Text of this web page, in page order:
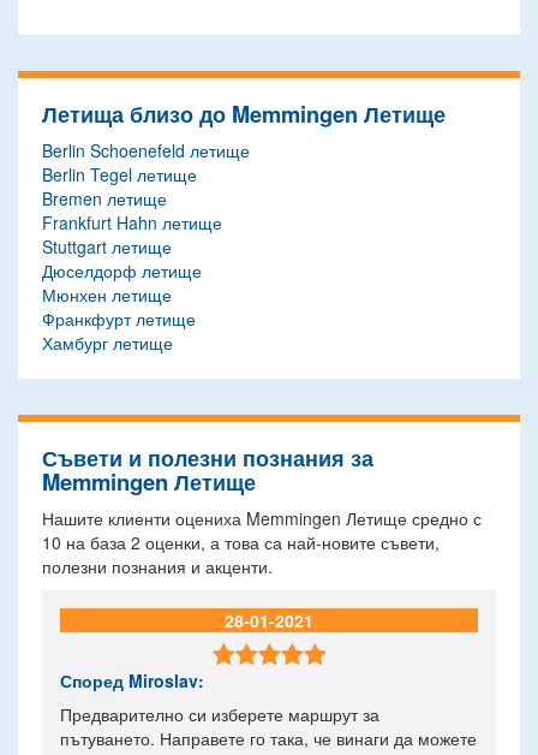
Летища близо до Memmingen Летище
Berlin Schoenefeld летище
Berlin Tegel летище
Bremen летище
Frankfurt Hahn летище
Stuttgart летище
Дюселдорф летище
Мюнхен летище
Франкфурт летище
Хамбург летище
Съвети и полезни познания за
Memmingen Летище
Нашите клиенти оцениха Memmingen Летище средно с
10 на база 2 оценки, а това са най-новите съвети,
полезни познания и акценти.
28-01-2021

Според Miroslav:
Предварително си изберете маршрут за
пътуването. Направете го така, че винаги да можете